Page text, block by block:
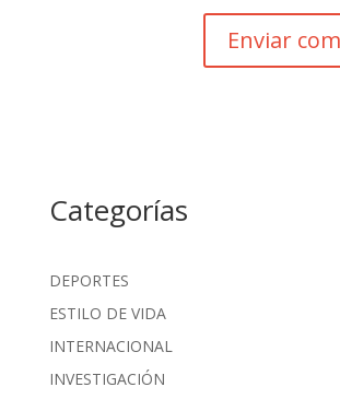
Categorías
DEPORTES
ESTILO DE VIDA
INTERNACIONAL
INVESTIGACIÓN